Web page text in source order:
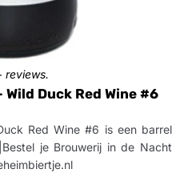
reviews.
Duck Red Wine #6
Red Wine #6 is een barrel
je Brouwerij in de Nacht